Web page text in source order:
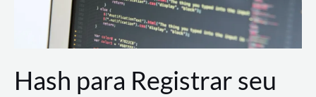
Hash para Registrar seu